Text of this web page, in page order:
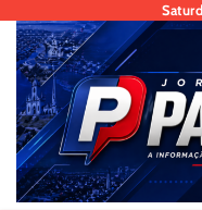
content